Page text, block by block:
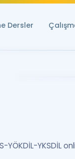
Dersler
YÖKDİL-YKSDİL